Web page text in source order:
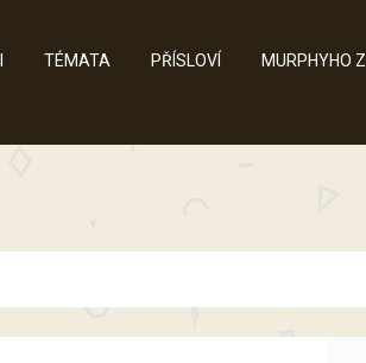
TÉMATA PŘÍSLOVÍ MURPHYHO